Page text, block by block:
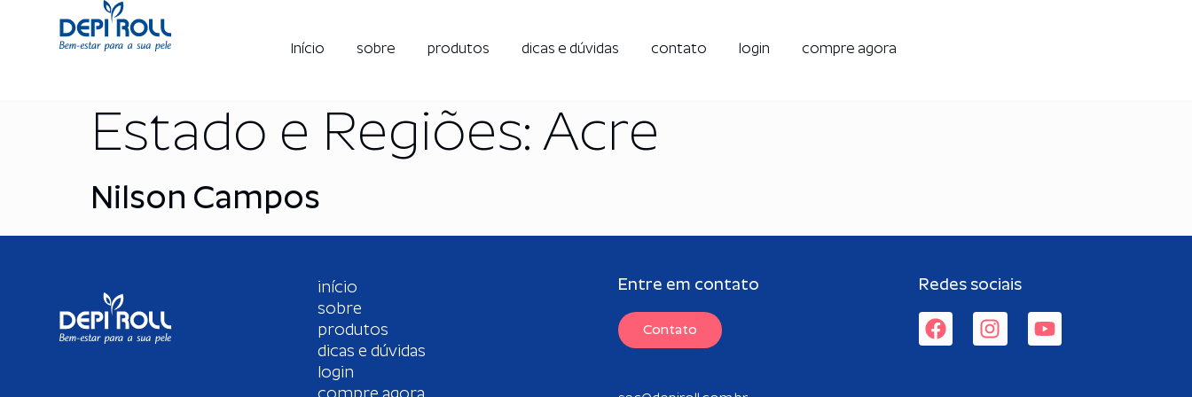
Início sobre produtos dicas e dúvidas contato login compre agora
Estado e Regiões: Acre
Nilson Campos
início
sobre
produtos
dicas e dúvidas
login
Entre em contato
Contato
Redes sociais